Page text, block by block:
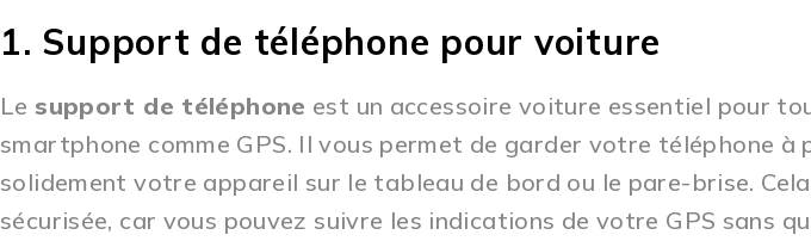
1. Support de téléphone pour voiture
Le support de téléphone est un accessoire voiture essentiel pour
smartphone comme GPS. Il vous permet de garder votre téléphone à
solidement votre appareil sur le tableau de bord ou le pare-brise.
sécurisée, car vous pouvez suivre les indications de votre GPS sans